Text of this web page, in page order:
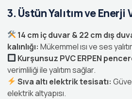
3. Üstün Yalıtım ve
14 cm iç duvar & 22 cm dış
kalınlığı: Mükemmel ısı ve ses
Kurşunsuz PVC ERPEN
verimliliği ile yalıtım sağlar.
Sıva altı elektrik tesisatı:
elektrik altyapısı.